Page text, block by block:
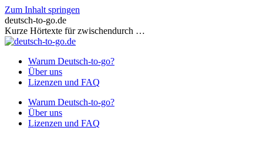
Zum Inhalt springen
deutsch-to-go.de
Kurze Hörtexte für zwischendurch …
Warum Deutsch-to-go?
Über uns
Lizenzen und FAQ
Warum Deutsch-to-go?
Über uns
Lizenzen und FAQ